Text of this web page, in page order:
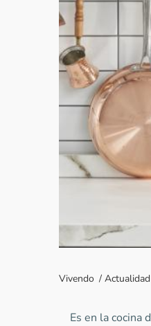
Vivendo / Actualidad
Es en la cocina